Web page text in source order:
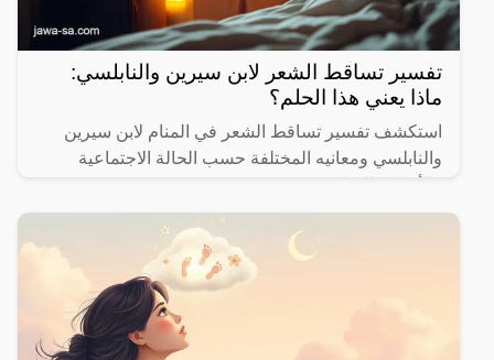
تفسير تساقط الشعر لابن سيرين والنابلسي:
ماذا يعني هذا الحلم؟
استكشف تفسير تساقط الشعر في المنام لابن سيرين
والنابلسي ومعانيه المختلفة حسب الحالة الاجتماعية